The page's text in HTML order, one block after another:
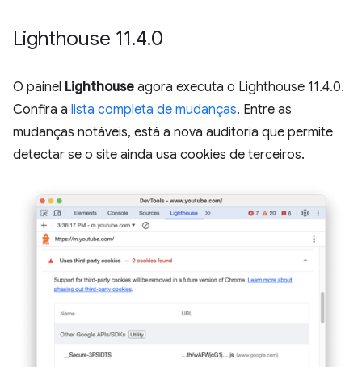
Lighthouse 11.4.0
O painel Lighthouse agora executa o Lighthouse 11.4.0.
Confira a lista completa de mudanças. Entre as
mudanças notáveis, está a nova auditoria que permite
detectar se o site ainda usa cookies de terceiros.